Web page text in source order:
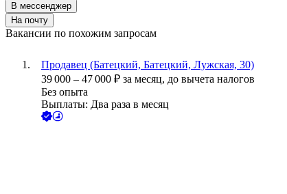
В мессенджер
На почту
Вакансии по похожим запросам
Продавец (Батецкий, Батецкий, Лужская, 30)
39 000 – 47 000 ₽ за месяц, до вычета налогов
Без опыта
Выплаты: Два раза в месяц